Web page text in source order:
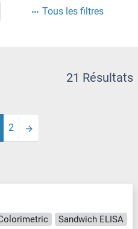
Tous les filtres
21 Résultats
2
Sandwich ELISA